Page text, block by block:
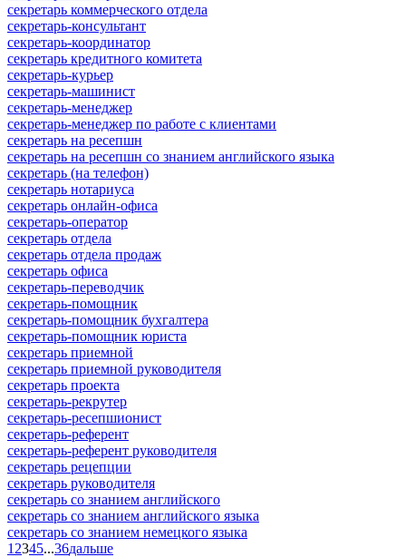
секретарь коммерческого отдела
секретарь-консультант
секретарь-координатор
секретарь кредитного комитета
секретарь-курьер
секретарь-машинист
секретарь-менеджер
секретарь-менеджер по работе с клиентами
секретарь на ресепшн
секретарь на ресепшн со знанием английского языка
секретарь (на телефон)
секретарь нотариуса
секретарь онлайн-офиса
секретарь-оператор
секретарь отдела
секретарь отдела продаж
секретарь офиса
секретарь-переводчик
секретарь-помощник
секретарь-помощник бухгалтера
секретарь-помощник юриста
секретарь приемной
секретарь приемной руководителя
секретарь проекта
секретарь-рекрутер
секретарь-ресепшионист
секретарь-референт
секретарь-референт руководителя
секретарь рецепции
секретарь руководителя
секретарь со знанием английского
секретарь со знанием английского языка
секретарь со знанием немецкого языка
1 2345...36дальше